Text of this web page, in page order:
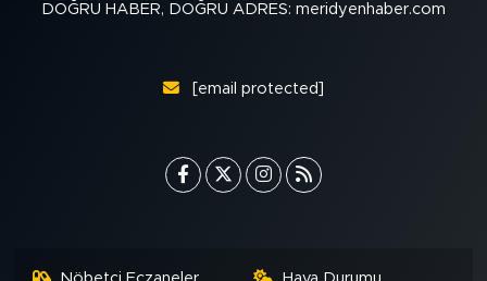
DOĞRU HABER, DOĞRU ADRES: meridyenhaber.com
[email protected]